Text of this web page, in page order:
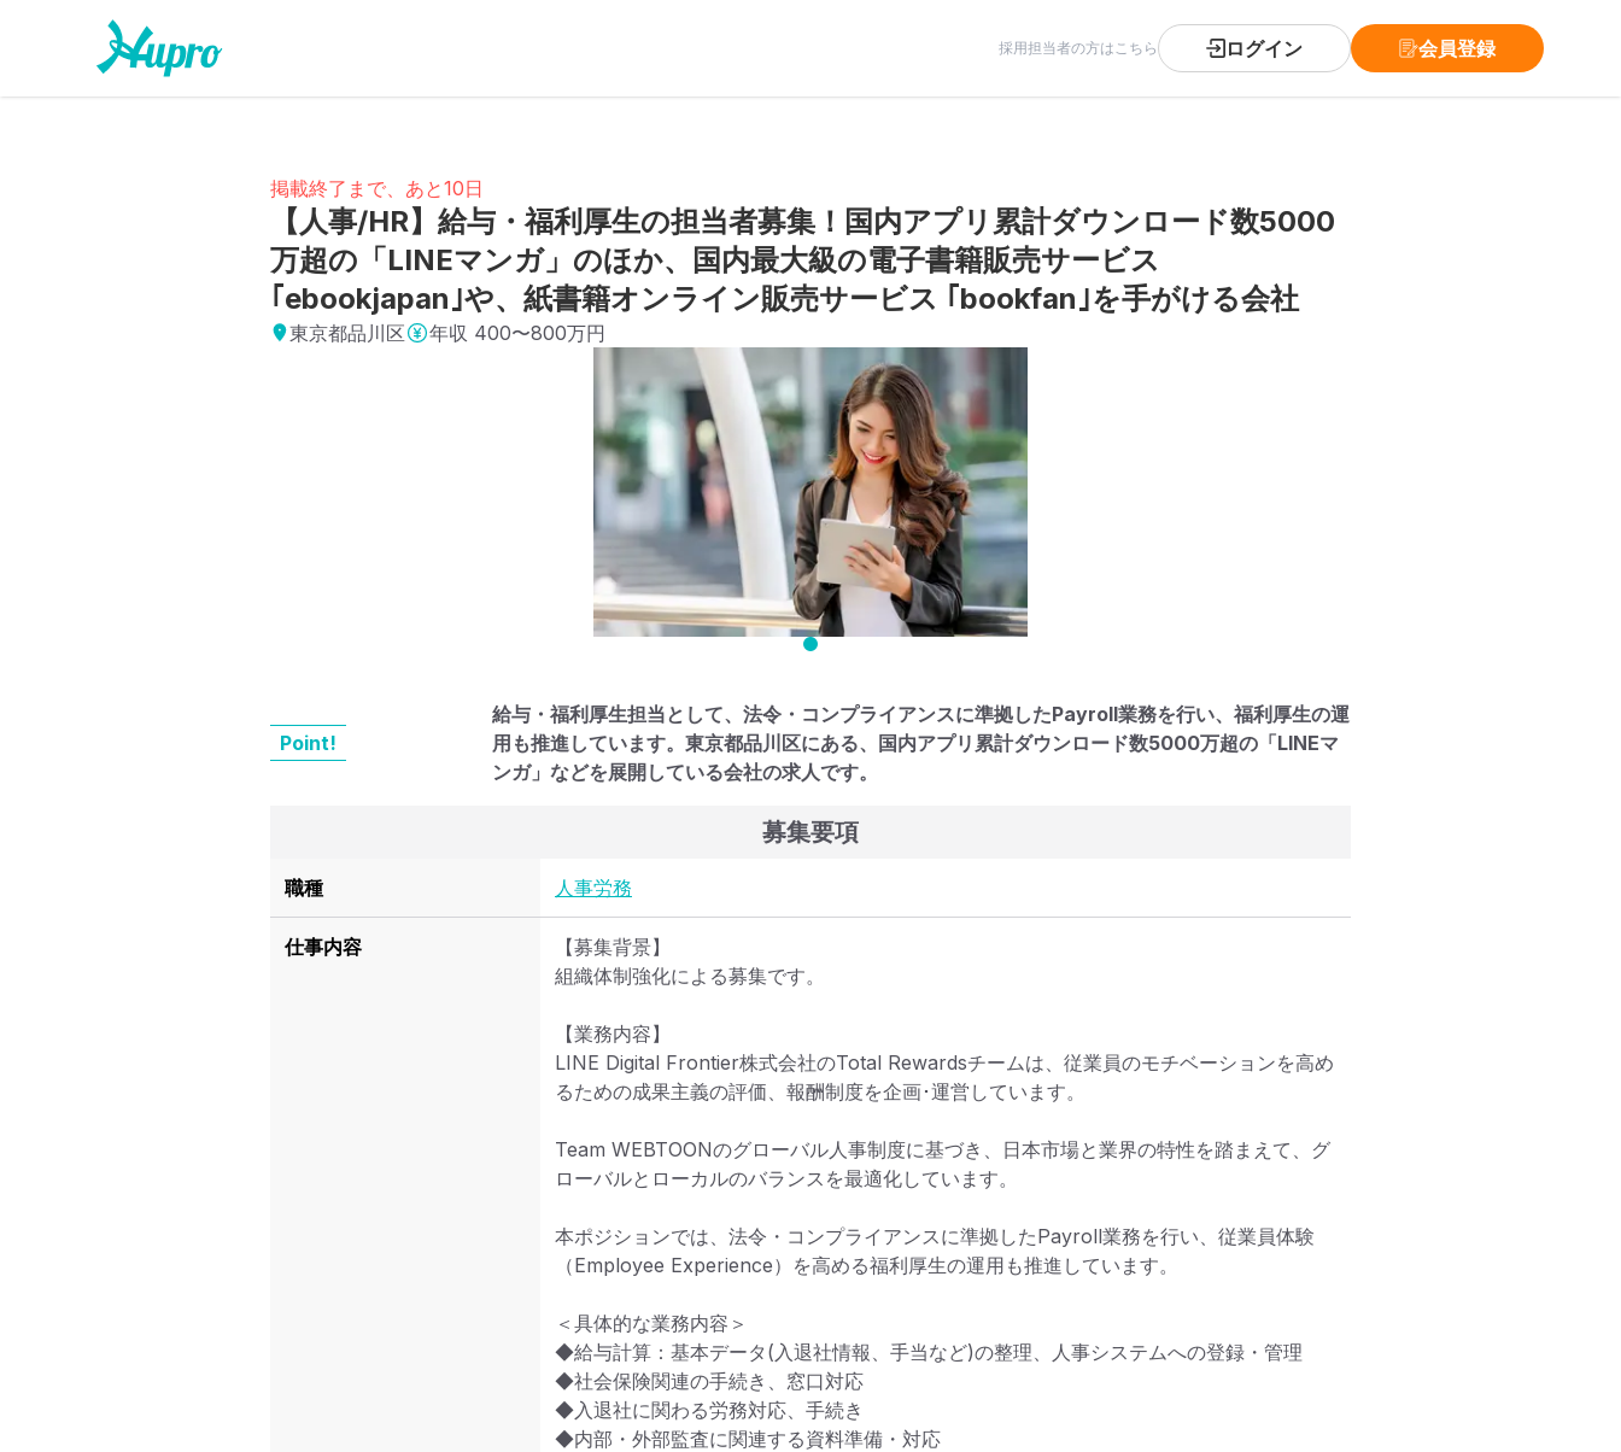
採用担当者の方はこちら ログイン 会員登録
掲載終了まで、あと10日
【人事/HR】給与・福利厚生の担当者募集！国内アプリ累計ダウンロード数5000
万超の「LINEマンガ」のほか、国内最大級の電子書籍販売サービス
｢ebookjapan｣や、紙書籍オンライン販売サービス ｢bookfan｣を手がける会社
東京都品川区 年収 400〜800万円
Point!
給与・福利厚生担当として、法令・コンプライアンスに準拠したPayroll業務を行い、福利厚生の運
用も推進しています。東京都品川区にある、国内アプリ累計ダウンロード数5000万超の「LINEマ
ンガ」などを展開している会社の求人です。
募集要項
職種 人事労務
仕事内容
【募集背景】
組織体制強化による募集です。
【業務内容】
LINE Digital Frontier株式会社のTotal Rewardsチームは、従業員のモチベーションを高め
るための成果主義の評価、報酬制度を企画･運営しています。
Team WEBTOONのグローバル人事制度に基づき、日本市場と業界の特性を踏まえて、グ
ローバルとローカルのバランスを最適化しています。
本ポジションでは、法令・コンプライアンスに準拠したPayroll業務を行い、従業員体験
（Employee Experience）を高める福利厚生の運用も推進しています。
＜具体的な業務内容＞
◆給与計算：基本データ(入退社情報、手当など)の整理、人事システムへの登録・管理
◆社会保険関連の手続き、窓口対応
◆入退社に関わる労務対応、手続き
◆内部・外部監査に関連する資料準備・対応